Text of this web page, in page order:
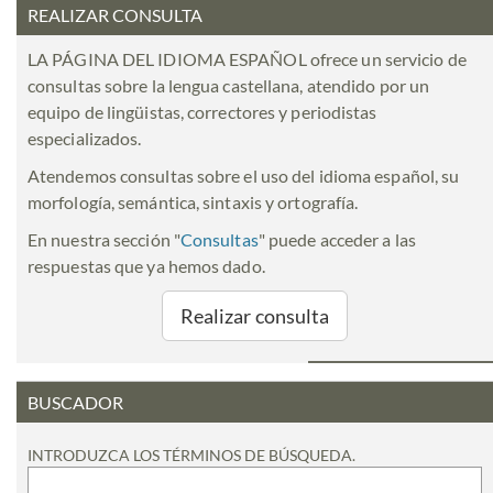
REALIZAR CONSULTA
LA PÁGINA DEL IDIOMA ESPAÑOL ofrece un servicio de
consultas sobre la lengua castellana, atendido por un
equipo de lingüistas, correctores y periodistas
especializados.
Atendemos consultas sobre el uso del idioma español, su
morfología, semántica, sintaxis y ortografía.
En nuestra sección "Consultas" puede acceder a las
respuestas que ya hemos dado.
Realizar consulta
BUSCADOR
INTRODUZCA LOS TÉRMINOS DE BÚSQUEDA.